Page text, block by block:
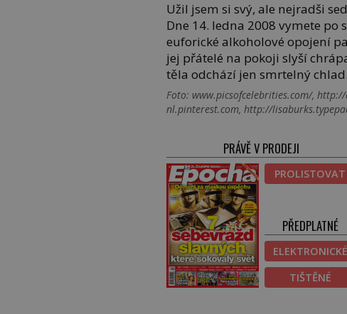
Užil jsem si svý, ale nejradši
Dne 14. ledna 2008 vymete po
euforické alkoholové opojení
jej přátelé na pokoji slyší
těla odchází jen smrtelný chlad.
Foto: www.picsofcelebrities.com/,
nl.pinterest.com, http://
PRÁVĚ V PRODEJI
PROLISTOVAT
PŘEDPLATNÉ
ELEKTRONICKÉ
TIŠTĚNÉ